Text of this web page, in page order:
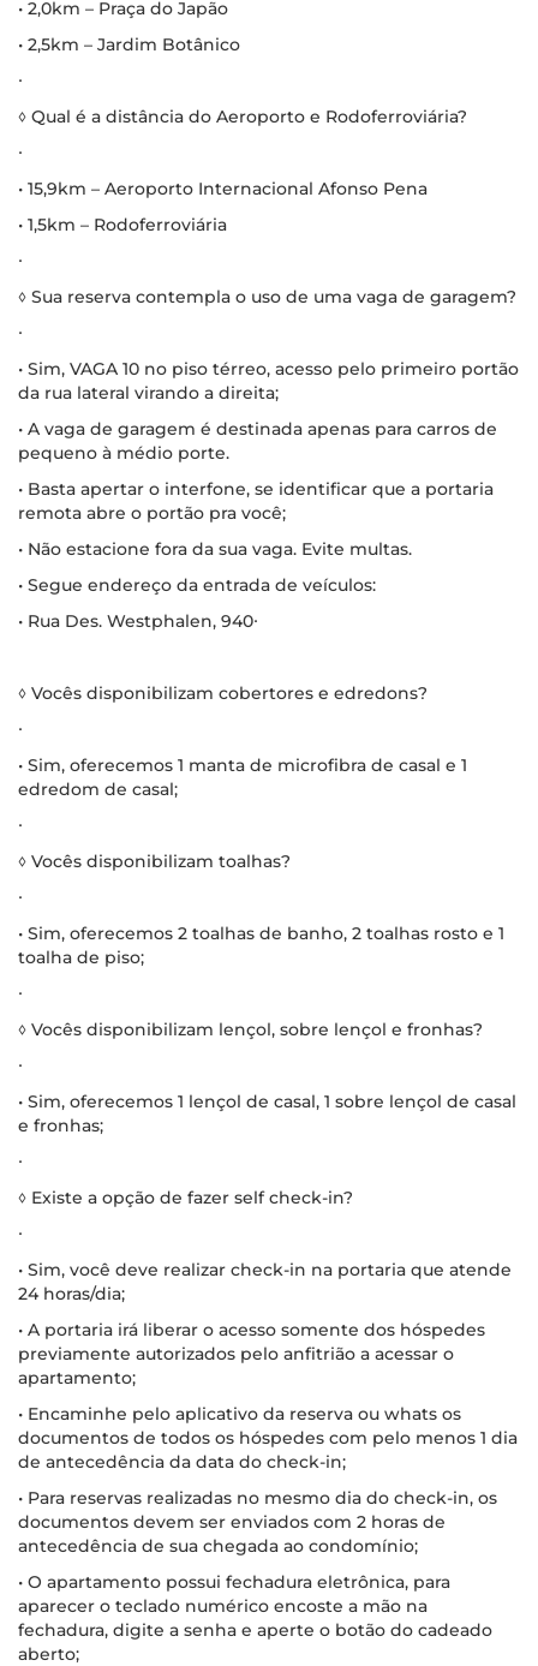
• 2,0km – Praça do Japão
• 2,5km – Jardim Botânico
∙
◊ Qual é a distância do Aeroporto e Rodoferroviária?
∙
• 15,9km – Aeroporto Internacional Afonso Pena
• 1,5km – Rodoferroviária
∙
◊ Sua reserva contempla o uso de uma vaga de garagem?
∙
• Sim, VAGA 10 no piso térreo, acesso pelo primeiro portão
da rua lateral virando a direita;
• A vaga de garagem é destinada apenas para carros de
pequeno à médio porte.
• Basta apertar o interfone, se identificar que a portaria
remota abre o portão pra você;
• Não estacione fora da sua vaga. Evite multas.
• Segue endereço da entrada de veículos:
• Rua Des. Westphalen, 940∙
◊ Vocês disponibilizam cobertores e edredons?
∙
• Sim, oferecemos 1 manta de microfibra de casal e 1
edredom de casal;
∙
◊ Vocês disponibilizam toalhas?
∙
• Sim, oferecemos 2 toalhas de banho, 2 toalhas rosto e 1
toalha de piso;
∙
◊ Vocês disponibilizam lençol, sobre lençol e fronhas?
∙
• Sim, oferecemos 1 lençol de casal, 1 sobre lençol de casal
e fronhas;
∙
◊ Existe a opção de fazer self check-in?
∙
• Sim, você deve realizar check-in na portaria que atende
24 horas/dia;
• A portaria irá liberar o acesso somente dos hóspedes
previamente autorizados pelo anfitrião a acessar o
apartamento;
• Encaminhe pelo aplicativo da reserva ou whats os
documentos de todos os hóspedes com pelo menos 1 dia
de antecedência da data do check-in;
• Para reservas realizadas no mesmo dia do check-in, os
documentos devem ser enviados com 2 horas de
antecedência de sua chegada ao condomínio;
• O apartamento possui fechadura eletrônica, para
aparecer o teclado numérico encoste a mão na
fechadura, digite a senha e aperte o botão do cadeado
aberto;